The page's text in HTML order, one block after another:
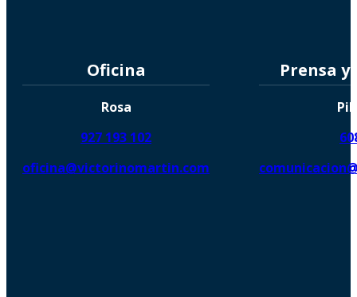
Oficina
Rosa
927 193 102
oficina@victorinomartin.com
Prensa